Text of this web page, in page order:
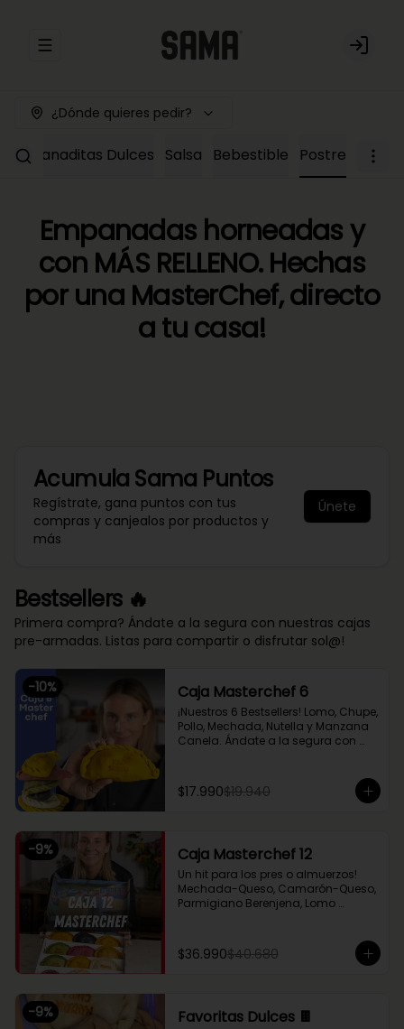
Abrir menu de navegación Login
¿Dónde quieres pedir?
Empanaditas Dulces Salsa Bebestible Postre
Empanadas horneadas y
con MÁS RELLENO. Hechas
por una MasterChef, directo
a tu casa!
Acumula Sama Puntos
Regístrate, gana puntos con tus
compras y canjealos por productos y
más
Únete
Bestsellers 🔥
Primera compra? Ándate a la segura con nuestras cajas
pre-armadas. Listas para compartir o disfrutar sol@!
-10% Caja Masterchef 6
¡Nuestros 6 Bestsellers! Lomo, Chupe,
Pollo, Mechada, Nutella y Manzana
Canela. Ándate a la segura con
Cami y del público 🔥
Lomo Saltado, Mechada Queso,
Canela. Perfecto para compartir
entre 2 o 3!
$17.990$19.940
-9% Caja Masterchef 12
Un hit para los pres o almuerzos!
Mechada-Queso, Camarón-Queso,
Parmigiano Berenjena, Lomo
Sama, Fugazzeta (Queso con
cebolla), Pastel de Choclo (con
$36.990$40.680
-9% Favoritas Dulces 🍫